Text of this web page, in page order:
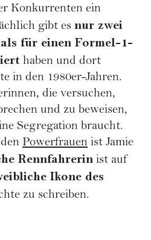
Konkurrenten ein
gibt es nur zwei
für einen Formel-1-
haben und dort
in den 1980er-Jahren.
die versuchen,
und zu beweisen,
Segregation braucht.
Powerfrauen ist Jamie
Rennfahrerin ist auf
Ikone des
zu schreiben.